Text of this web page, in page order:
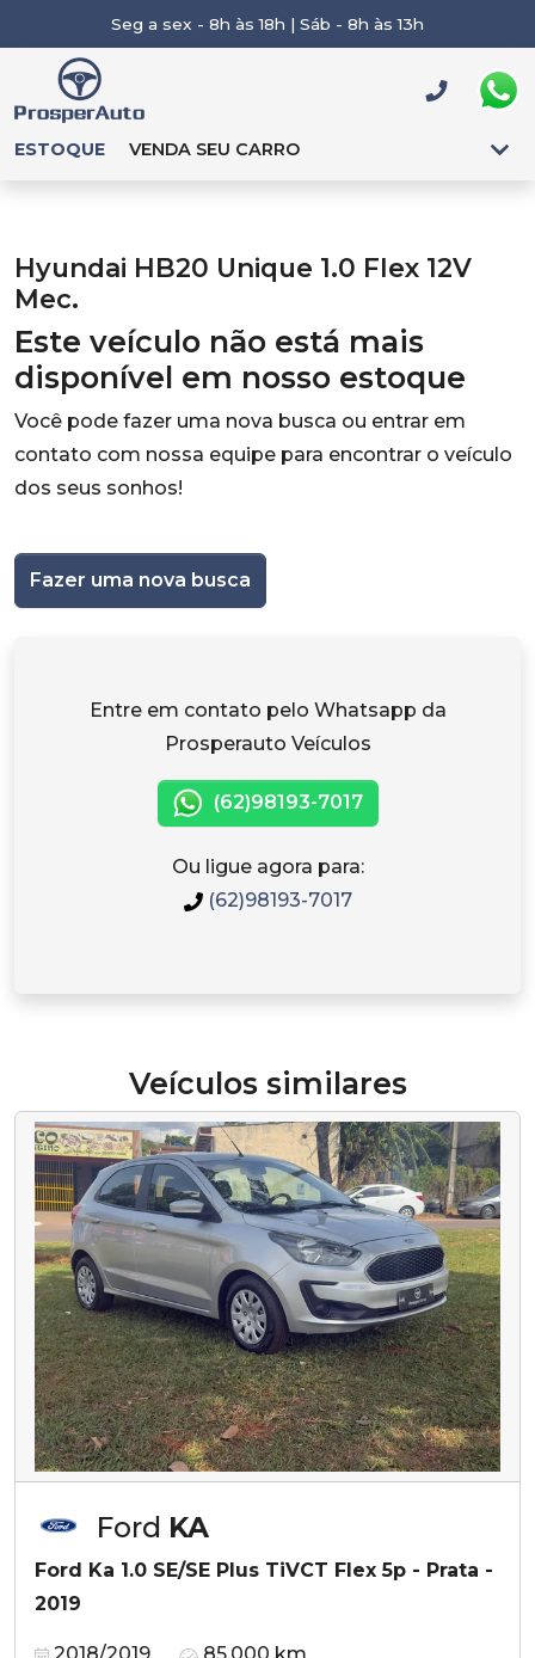
Seg a sex - 8h às 18h | Sáb - 8h às 13h
ESTOQUE VENDA SEU CARRO
Hyundai HB20 Unique 1.0 Flex 12V
Mec.
Este veículo não está mais
disponível em nosso estoque
Você pode fazer uma nova busca ou entrar em
contato com nossa equipe para encontrar o veículo
dos seus sonhos!
Fazer uma nova busca
Entre em contato pelo Whatsapp da
Prosperauto Veículos
(62)98193-7017
Ou ligue agora para:
(62)98193-7017
Veículos similares
Ford KA
Ford Ka 1.0 SE/SE Plus TiVCT Flex 5p - Prata -
2019